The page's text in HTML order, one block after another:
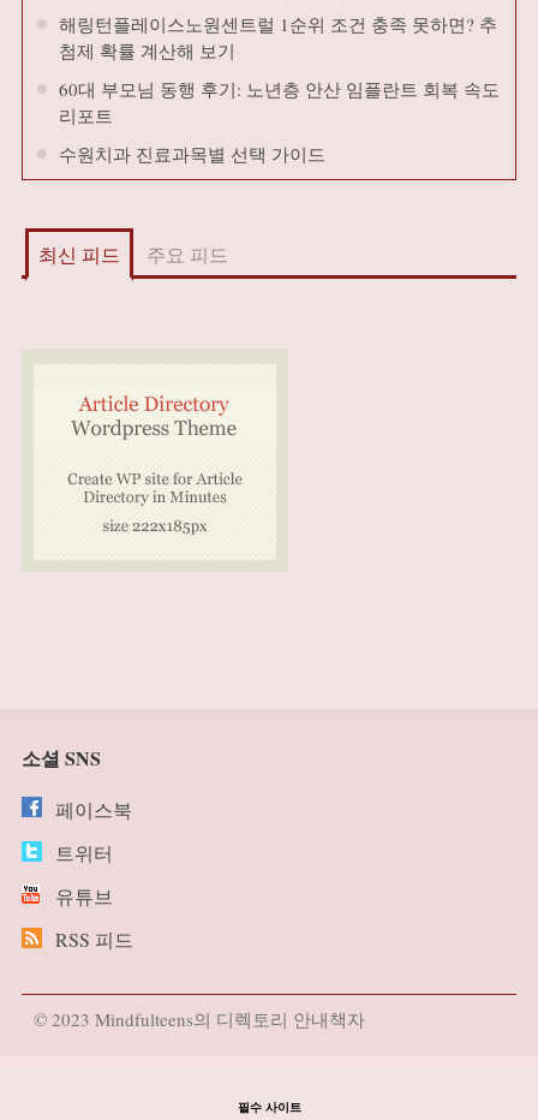
해링턴플레이스노원센트럴 1순위 조건 충족 못하면? 추
첨제 확률 계산해 보기
60대 부모님 동행 후기: 노년층 안산 임플란트 회복 속도
리포트
수원치과 진료과목별 선택 가이드
최신 피드 주요 피드
소셜 SNS
페이스북
트위터
유튜브
RSS 피드
© 2023 Mindfulteens의 디렉토리 안내책자
필수 사이트